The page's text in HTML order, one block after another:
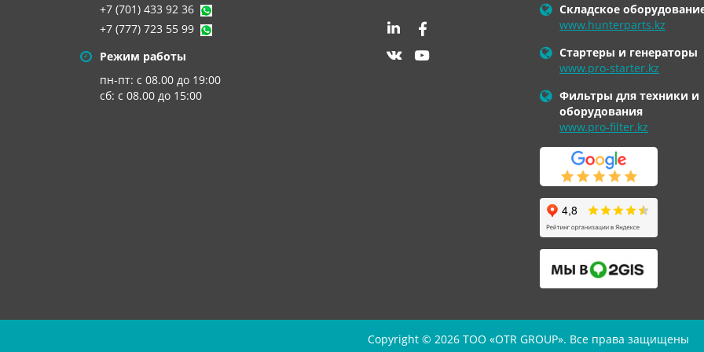
+7 (701) 433 92 36
+7 (777) 723 55 99
Режим работы
пн-пт: с 08.00 до 19:00
сб: с 08.00 до 15:00
Складское
www.hunterparts.kz
Стартеры и генераторы
www.pro-starter.kz
Фильтры для техники и
оборудования
www.pro-filter.kz
Copyright © 2026 TOO «OTR GROUP». Все права защищены